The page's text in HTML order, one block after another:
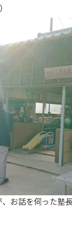
お話を伺った塾